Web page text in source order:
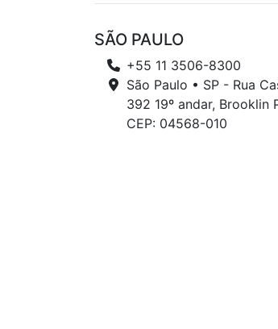
SÃO PAULO
+55 11 3506-8300
São Paulo • SP - Rua
392 19º andar, Brooklin
CEP: 04568-010